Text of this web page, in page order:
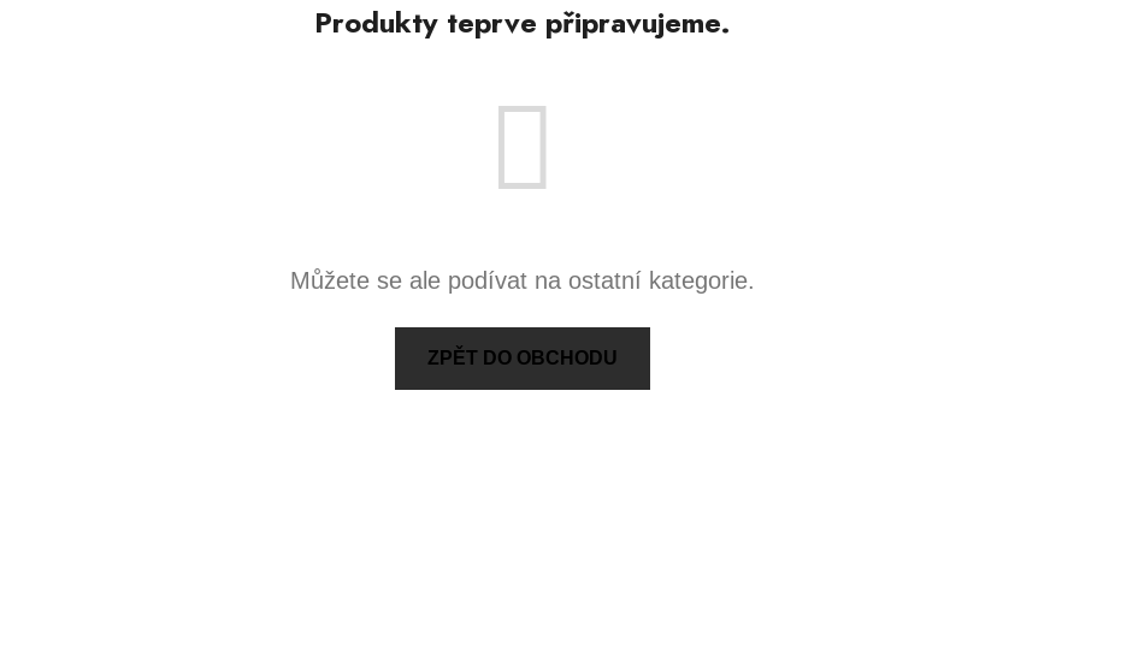
Produkty teprve připravujeme.
Můžete se ale podívat na ostatní kategorie.
ZPĚT DO OBCHODU